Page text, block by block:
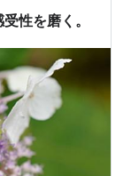
性を磨く。